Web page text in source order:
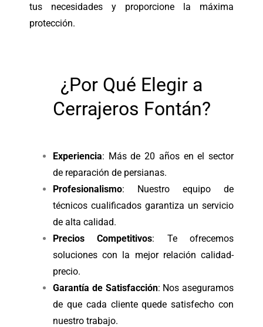
tus necesidades y proporcione la máxima
protección.
¿Por Qué Elegir a
Cerrajeros Fontán?
Experiencia: Más de 20 años en el sector
de reparación de persianas.
Profesionalismo: Nuestro equipo de
técnicos cualificados garantiza un servicio
de alta calidad.
Precios Competitivos: Te ofrecemos
soluciones con la mejor relación calidad-
precio.
Garantía de Satisfacción: Nos aseguramos
de que cada cliente quede satisfecho con
nuestro trabajo.